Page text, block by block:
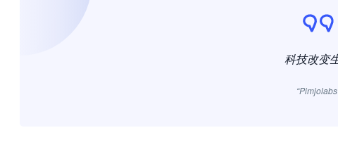
科技改变